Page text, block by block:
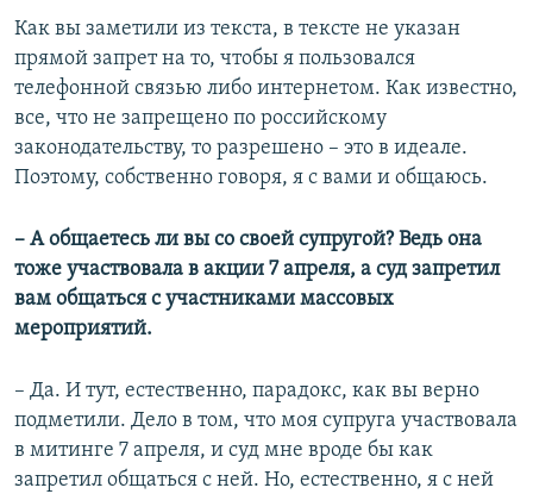
Как вы заметили из текста, в тексте не указан
прямой запрет на то, чтобы я пользовался
телефонной связью либо интернетом. Как известно,
все, что не запрещено по российскому
законодательству, то разрешено – это в идеале.
Поэтому, собственно говоря, я с вами и общаюсь.
– А общаетесь ли вы со своей супругой? Ведь она
тоже участвовала в акции 7 апреля, а суд запретил
вам общаться с участниками массовых
мероприятий.
– Да. И тут, естественно, парадокс, как вы верно
подметили. Дело в том, что моя супруга участвовала
в митинге 7 апреля, и суд мне вроде бы как
запретил общаться с ней. Но, естественно, я с ней